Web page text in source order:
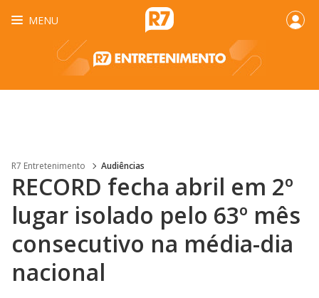
MENU
R7 Entretenimento Audiências
RECORD fecha abril em 2º
lugar isolado pelo 63º mês
consecutivo na média-dia
nacional